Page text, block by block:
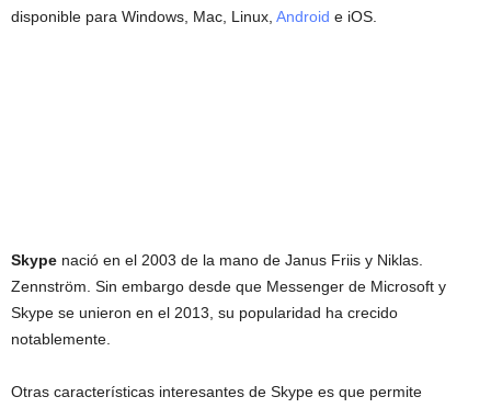
disponible para Windows, Mac, Linux, Android e iOS.
Skype nació en el 2003 de la mano de Janus Friis y Niklas.
Zennström. Sin embargo desde que Messenger de Microsoft y
Skype se unieron en el 2013, su popularidad ha crecido
notablemente.
Otras características interesantes de Skype es que permite